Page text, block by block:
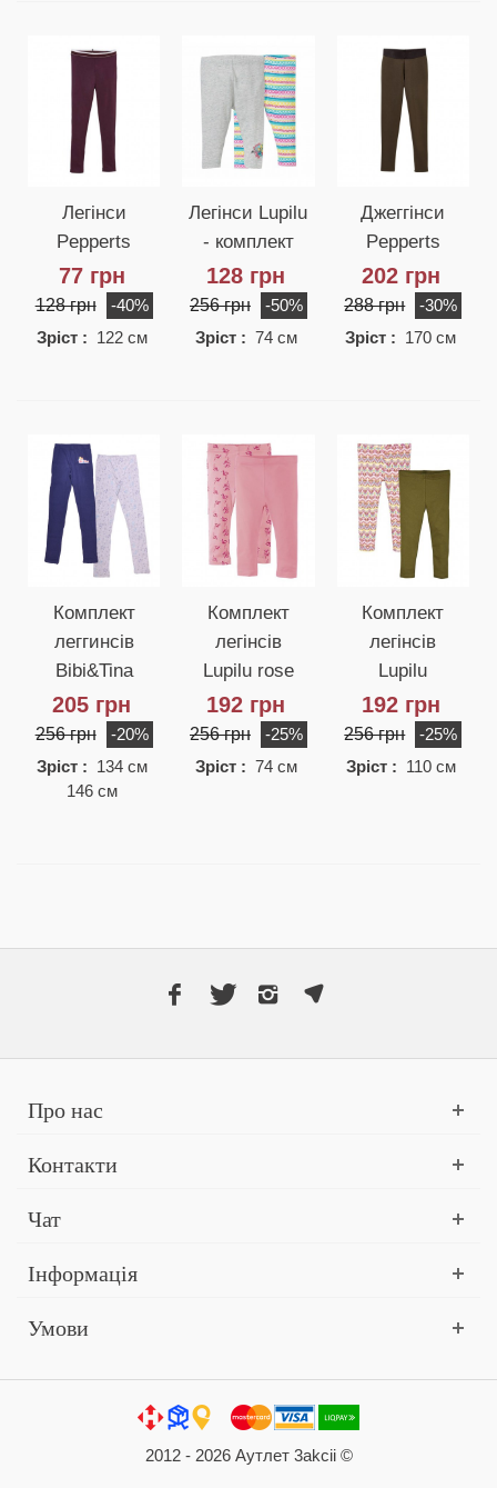
Легінси
Pepperts
77 грн
128 грн
-40%
Зріст : 122 см
Легінси Lupilu
- комплект
128 грн
256 грн
-50%
Зріст : 74 см
Джеггінси
Pepperts
202 грн
288 грн
-30%
Зріст : 170 см
Комплект
леггинсів
Bibi&Tina
205 грн
256 грн
-20%
Зріст : 134 см
146 см
Комплект
легінсів
Lupilu rose
192 грн
256 грн
-25%
Зріст : 74 см
Комплект
легінсів
Lupilu
192 грн
256 грн
-25%
Зріст : 110 см
Про нас
Контакти
Чат
Інформація
Умови
2012 - 2026 Аутлет 3akcii ©